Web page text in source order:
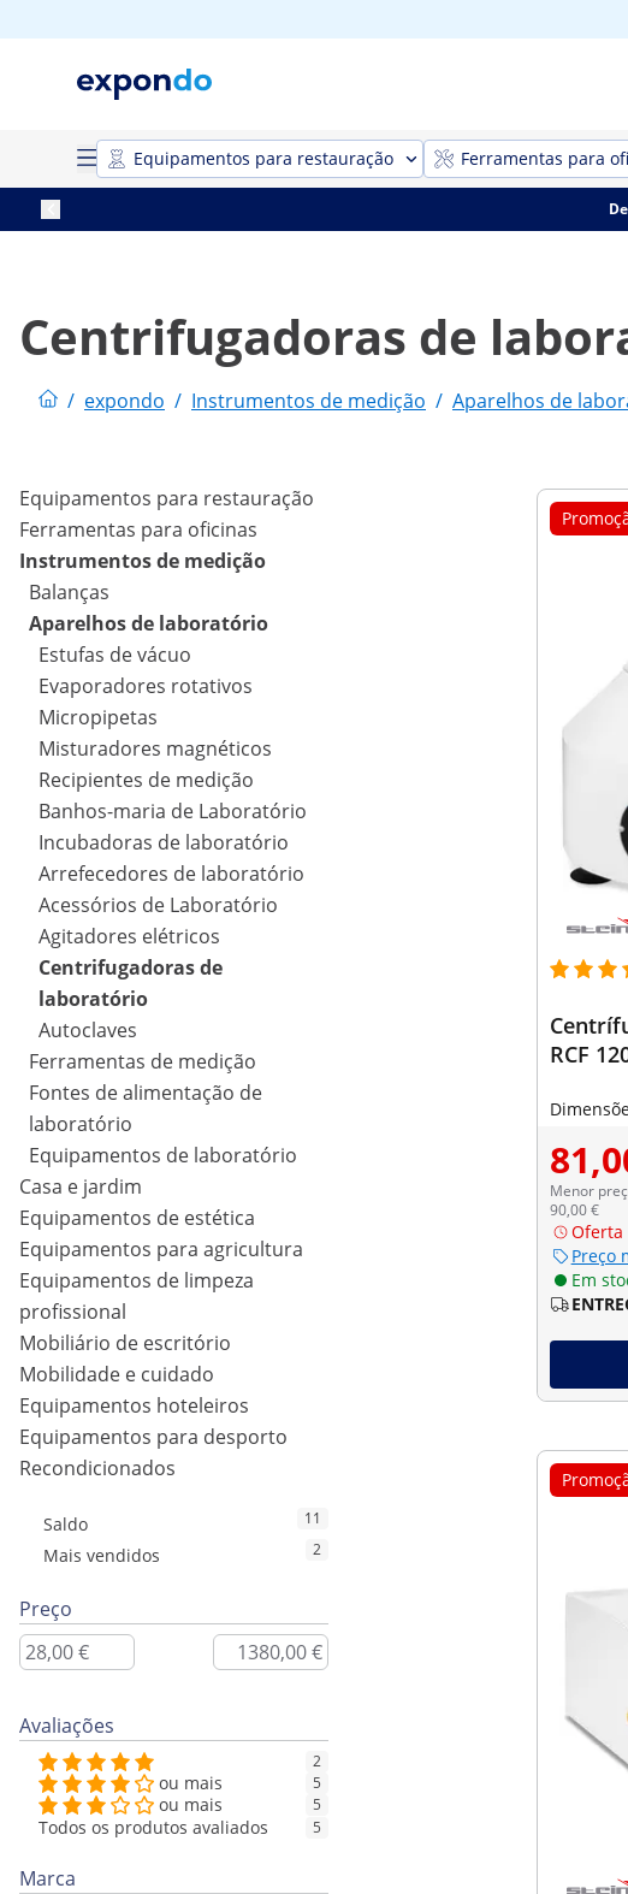
Equipamentos para restauração Ferramentas para
Centrifugadoras de
/ expondo / Instrumentos de medição / Aparelhos de
Equipamentos para restauração
Ferramentas para oficinas
Instrumentos de medição
Balanças
Aparelhos de laboratório
Estufas de vácuo
Evaporadores rotativos
Micropipetas
Misturadores magnéticos
Recipientes de medição
Banhos-maria de Laboratório
Incubadoras de laboratório
Arrefecedores de laboratório
Acessórios de Laboratório
Agitadores elétricos
Centrifugadoras de
laboratório
Autoclaves
Ferramentas de medição
Fontes de alimentação de
laboratório
Equipamentos de laboratório
Casa e jardim
Equipamentos de estética
Equipamentos para agricultura
Equipamentos de limpeza
profissional
Mobiliário de escritório
Mobilidade e cuidado
Equipamentos hoteleiros
Equipamentos para desporto
Recondicionados
Saldo 11
Mais vendidos 2
Preço
Avaliações
2
ou mais 5
ou mais 5
Todos os produtos avaliados 5
Marca
RCF
Menor
90,00 €
Preço
Em